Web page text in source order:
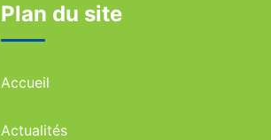
Plan du site
Accueil
Actualités